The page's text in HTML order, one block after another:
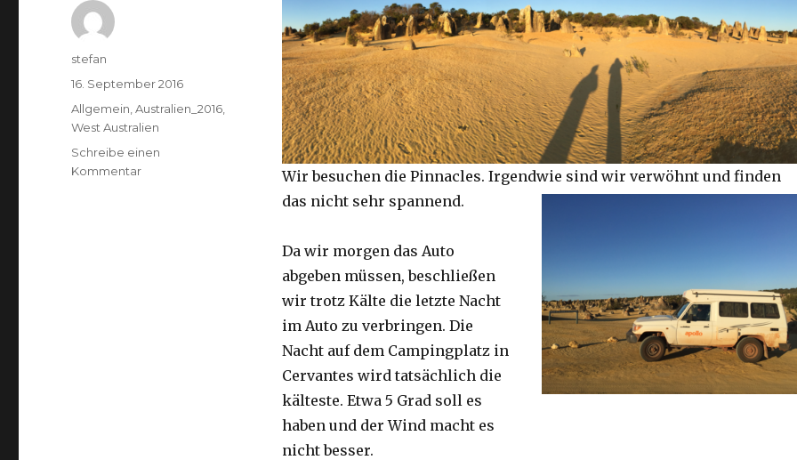
Wir besuchen die Pinnacles. Irgendwie sind wir verwöhnt und finden
das nicht sehr spannend.
Da wir morgen das Auto
abgeben müssen, beschließen
wir trotz Kälte die letzte Nacht
im Auto zu verbringen. Die
Nacht auf dem Campingplatz in
Cervantes wird tatsächlich die
kälteste. Etwa 5 Grad soll es
haben und der Wind macht es
nicht besser.
Autor
stefan
Veröffentlicht
am
16. September 2016
Kategorien
Allgemein,Australien_2016,
West Australien
Schreibe einen
Kommentarzu